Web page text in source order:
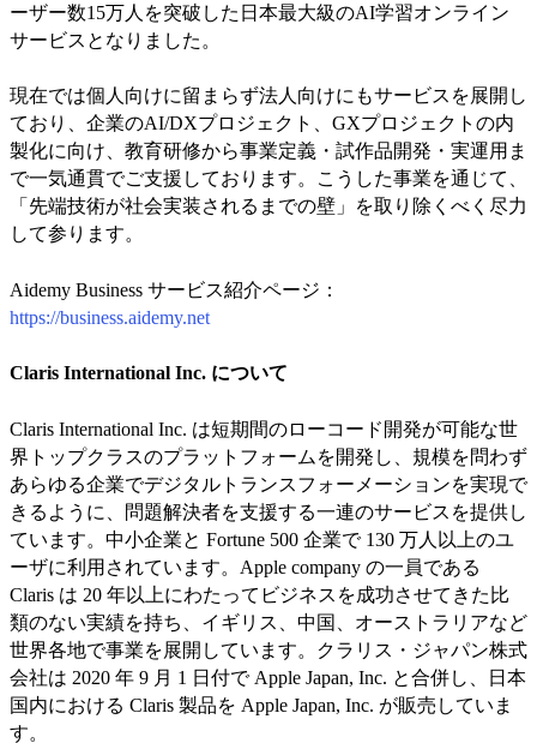
ーザー数15万人を突破した日本最大級のAI学習オンライン
サービスとなりました。
現在では個人向けに留まらず法人向けにもサービスを展開し
ており、企業のAI/DXプロジェクト、GXプロジェクトの内
製化に向け、教育研修から事業定義・試作品開発・実運用ま
で一気通貫でご支援しております。こうした事業を通じて、
「先端技術が社会実装されるまでの壁」を取り除くべく尽力
して参ります。
Aidemy Business サービス紹介ページ：
https://business.aidemy.net
Claris International Inc. について
Claris International Inc. は短期間のローコード開発が可能な世
界トップクラスのプラットフォームを開発し、規模を問わず
あらゆる企業でデジタルトランスフォーメーションを実現で
きるように、問題解決者を支援する一連のサービスを提供し
ています。中小企業と Fortune 500 企業で 130 万人以上のユ
ーザに利用されています。Apple company の一員である
Claris は 20 年以上にわたってビジネスを成功させてきた比
類のない実績を持ち、イギリス、中国、オーストラリアなど
世界各地で事業を展開しています。クラリス・ジャパン株式
会社は 2020 年 9 月 1 日付で Apple Japan, Inc. と合併し、日本
国内における Claris 製品を Apple Japan, Inc. が販売していま
す。